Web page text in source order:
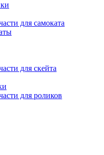
для самоката
для скейта
для роликов